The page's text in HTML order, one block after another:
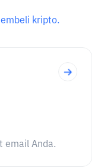
kripto.
email Anda.